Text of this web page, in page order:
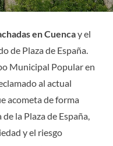
en Cuencay el
de Plaza de España.
Municipal Popular en
al actual
acometa de forma
la Plaza de España,
y el riesgo